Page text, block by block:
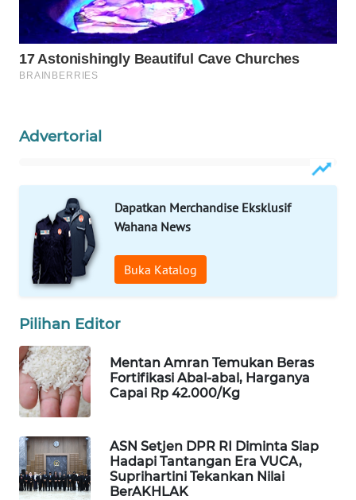
Advertorial
Dapatkan Merchandise Eksklusif
Wahana News
Buka Katalog
Pilihan Editor
Mentan Amran Temukan Beras
Fortifikasi Abal-abal, Harganya
Capai Rp 42.000/Kg
ASN Setjen DPR RI Diminta Siap
Hadapi Tantangan Era VUCA,
Suprihartini Tekankan Nilai
BerAKHLAK
TV
WAHANANEWS
ID
NET
WAHANA
SPORT
WAHANA
WAHANA
SELEB
WAHANA
PERSONA
WAHANA
OTOMOTIF